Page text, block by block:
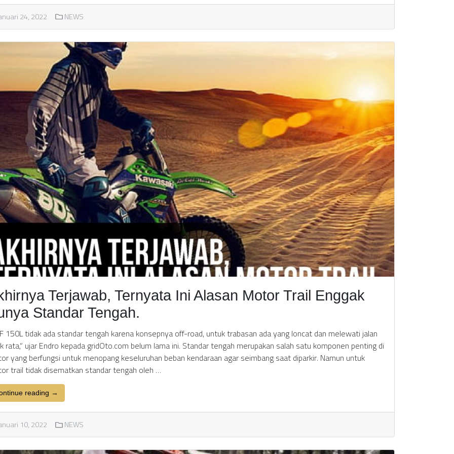
24, 2022 NEWS
Terjawab, Ternyata Ini Alasan Motor Trail Enggak
Standar Tengah.
150L tidak ada standar tengah karena konsepnya off-road, untuk trabasan ada yang loncat dan melewati jalan
rata,” ujar Endro kepada gridOto.com belum lama ini. Standar tengah merupakan salah satu komponen penting di
yang berfungsi untuk menopang keseluruhan beban kendaraan agar seimbang saat diparkir. Namun untuk
trail tidak disematkan standar tengah oleh …
reading →
10, 2022 NEWS